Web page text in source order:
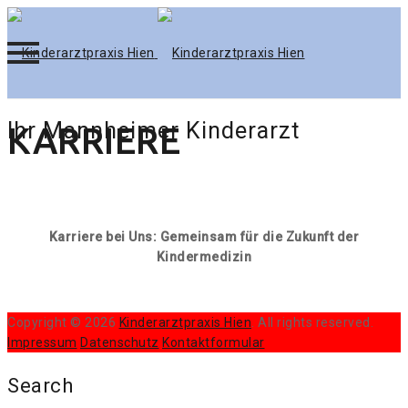
Ihr Mannheimer Kinderarzt
to
content
KARRIERE
Karriere bei Uns: Gemeinsam für die Zukunft der
Kindermedizin
Copyright © 2026 Kinderarztpraxis Hien . All rights reserved.
Impressum Datenschutz Kontaktformular
Search